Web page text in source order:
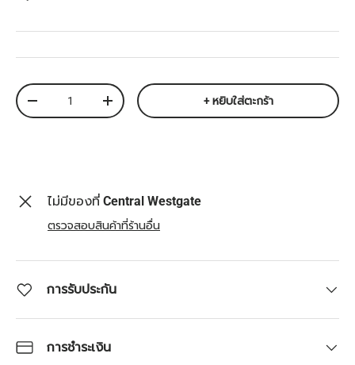
จำนวน
ลดจำนวน
เพิ่มจำนวน + หยิบใส่ตะกร้า
ไม่มีของที่ Central Westgate
ตรวจสอบสินค้าที่ร้านอื่น
การรับประกัน
การชำระเงิน